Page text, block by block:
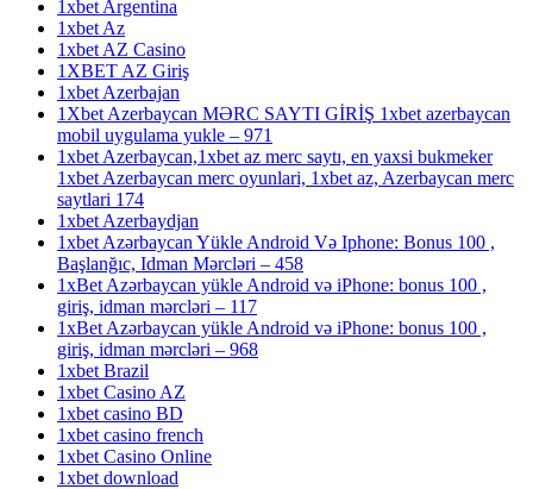
1xbet Argentina
1xbet Az
1xbet AZ Casino
1XBET AZ Giriş
1xbet Azerbajan
1Xbet Azerbaycan MƏRC SAYTI GİRİŞ 1xbet azerbaycan
mobil uygulama yukle – 971
1xbet Azerbaycan,1xbet az merc saytı, en yaxsi bukmeker
1xbet Azerbaycan merc oyunlari, 1xbet az, Azerbaycan merc
saytlari 174
1xbet Azerbaydjan
1xbet Azərbaycan Yükle Android Və Iphone: Bonus 100 ,
Başlanğıc, Idman Mərcləri – 458
1xBet Azərbaycan yükle Android və iPhone: bonus 100 ,
giriş, idman mərcləri – 117
1xBet Azərbaycan yükle Android və iPhone: bonus 100 ,
giriş, idman mərcləri – 968
1xbet Brazil
1xbet Casino AZ
1xbet casino BD
1xbet casino french
1xbet Casino Online
1xbet download